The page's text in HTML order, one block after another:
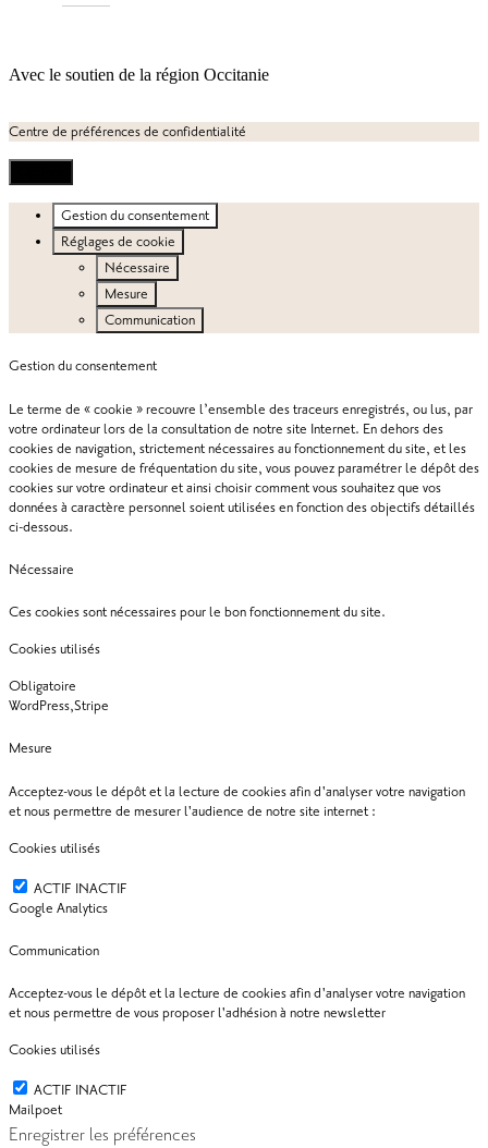
Avec le soutien de la région Occitanie
Centre de préférences de confidentialité
Gestion du consentement
Réglages de cookie
Nécessaire
Mesure
Communication
Gestion du consentement
Le terme de « cookie » recouvre l’ensemble des traceurs enregistrés, ou lus, par
votre ordinateur lors de la consultation de notre site Internet. En dehors des
cookies de navigation, strictement nécessaires au fonctionnement du site, et les
cookies de mesure de fréquentation du site, vous pouvez paramétrer le dépôt des
cookies sur votre ordinateur et ainsi choisir comment vous souhaitez que vos
données à caractère personnel soient utilisées en fonction des objectifs détaillés
ci-dessous.
Nécessaire
Ces cookies sont nécessaires pour le bon fonctionnement du site.
Cookies utilisés
Obligatoire
WordPress,Stripe
Mesure
Acceptez-vous le dépôt et la lecture de cookies afin d'analyser votre navigation
et nous permettre de mesurer l'audience de notre site internet :
Cookies utilisés
ACTIF INACTIF
Google Analytics
Communication
Acceptez-vous le dépôt et la lecture de cookies afin d'analyser votre navigation
et nous permettre de vous proposer l'adhésion à notre newsletter
Cookies utilisés
ACTIF INACTIF
Mailpoet